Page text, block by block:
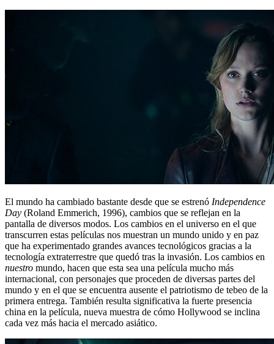
El mundo ha cambiado bastante desde que se estrenó Independence
Day (Roland Emmerich, 1996), cambios que se reflejan en la
pantalla de diversos modos. Los cambios en el universo en el que
transcurren estas películas nos muestran un mundo unido y en paz
que ha experimentado grandes avances tecnológicos gracias a la
tecnología extraterrestre que quedó tras la invasión. Los cambios en
nuestro mundo, hacen que esta sea una película mucho más
internacional, con personajes que proceden de diversas partes del
mundo y en el que se encuentra ausente el patriotismo de tebeo de la
primera entrega. También resulta significativa la fuerte presencia
china en la película, nueva muestra de cómo Hollywood se inclina
cada vez más hacia el mercado asiático.